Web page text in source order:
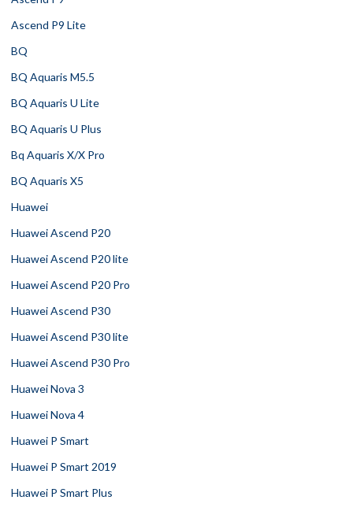
Ascend P9 Lite
BQ
BQ Aquaris M5.5
BQ Aquaris U Lite
BQ Aquaris U Plus
Bq Aquaris X/X Pro
BQ Aquaris X5
Huawei
Huawei Ascend P20
Huawei Ascend P20 lite
Huawei Ascend P20 Pro
Huawei Ascend P30
Huawei Ascend P30 lite
Huawei Ascend P30 Pro
Huawei Nova 3
Huawei Nova 4
Huawei P Smart
Huawei P Smart 2019
Huawei P Smart Plus